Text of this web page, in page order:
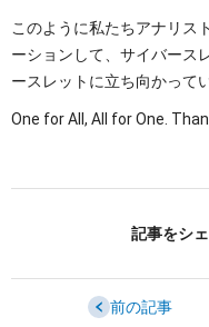
このように私たちアナリス
ーションして、サイバース
ースレットに立ち向かって
One for All, All for One.
記事をシ
前の記事